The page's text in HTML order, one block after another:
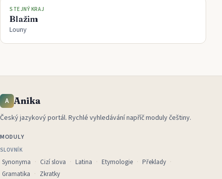
STEJNÝ KRAJ
Blažim
Louny
A Anika
Český jazykový portál. Rychlé vyhledávání napříč moduly češtiny.
MODULY
SLOVNÍK
Synonyma Cizí slova Latina Etymologie
Překlady
Gramatika
Zkratky